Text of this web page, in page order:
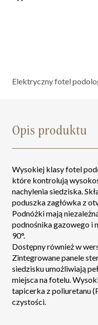
Elektryczny fotel
Opis produktu
Wysokiej klasy fotel
które kontrolują
nachylenia siedziska.
poduszka zagłówka z
Podnóżki mają
podnośnika gazowego i
90°.
Dostępny również w
Zintegrowane panele
siedzisku umożliwiają
miejsca na fotelu.
tapicerka z poliuretanu
czystości.